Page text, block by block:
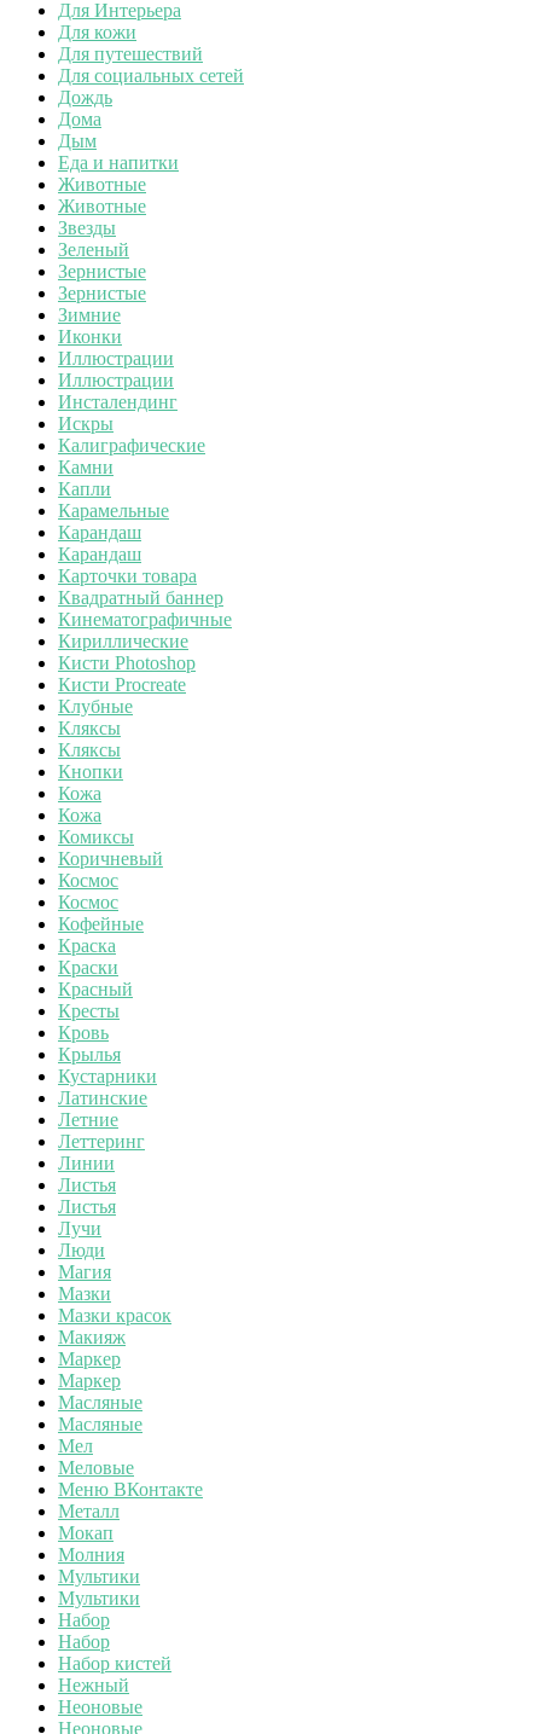
Для Интерьера
Для кожи
Для путешествий
Для социальных сетей
Дождь
Дома
Дым
Еда и напитки
Животные
Животные
Звезды
Зеленый
Зернистые
Зернистые
Зимние
Иконки
Иллюстрации
Иллюстрации
Инсталендинг
Искры
Калиграфические
Камни
Капли
Карамельные
Карандаш
Карандаш
Карточки товара
Квадратный баннер
Кинематографичные
Кириллические
Кисти Photoshop
Кисти Procreate
Клубные
Кляксы
Кляксы
Кнопки
Кожа
Кожа
Комиксы
Коричневый
Космос
Космос
Кофейные
Краска
Краски
Красный
Кресты
Кровь
Крылья
Кустарники
Латинские
Летние
Леттеринг
Линии
Листья
Листья
Лучи
Люди
Магия
Мазки
Мазки красок
Макияж
Маркер
Маркер
Масляные
Масляные
Мел
Меловые
Меню ВКонтакте
Металл
Мокап
Молния
Мультики
Мультики
Набор
Набор
Набор кистей
Нежный
Неоновые
Неоновые